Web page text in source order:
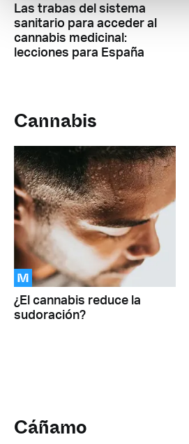
Las trabas del sistema
sanitario para acceder al
cannabis medicinal:
lecciones para España
Cannabis
M
¿El cannabis reduce la
sudoración?
Cáñamo